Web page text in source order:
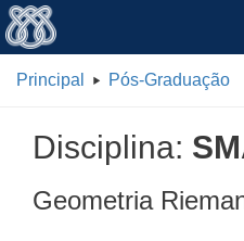
Principal Pós-Graduação
Disciplina:
Geometria